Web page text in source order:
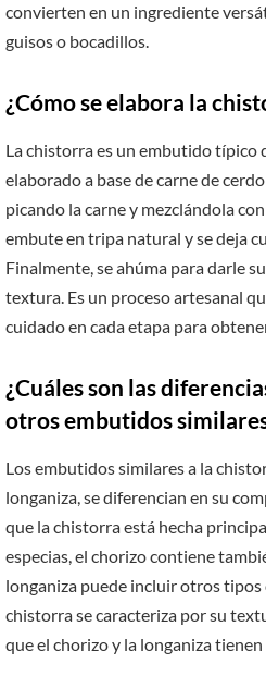
convierten en un ingrediente
guisos o bocadillos.
¿Cómo se elabora la
La chistorra es un embutido típico
elaborado a base de carne de
picando la carne y mezclándola
embute en tripa natural y se deja
Finalmente, se ahúma para darle
textura. Es un proceso artesanal
cuidado en cada etapa para
¿Cuáles son las
otros embutidos
Los embutidos similares a la
longaniza, se diferencian en su
que la chistorra está hecha
especias, el chorizo contiene
longaniza puede incluir otros tipos
chistorra se caracteriza por su
que el chorizo y la longaniza